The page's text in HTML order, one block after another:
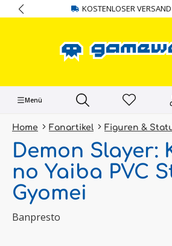
springen KOSTENLOSER
Menü
Home Fanartikel Figuren &
Demon Slayer:
no Yaiba PVC
Gyomei
Banpresto